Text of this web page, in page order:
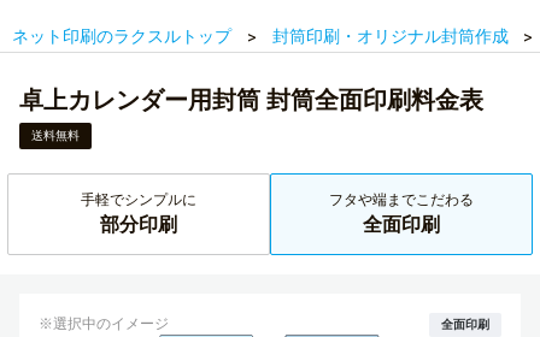
ネット印刷のラクスルトップ 封筒印刷・オリジナル封筒作成
卓上カレンダー用封筒 封筒全面印刷料金表
送料無料
手軽でシンプルに
部分印刷
フタや端までこだわる
全面印刷
※選択中のイメージ 全面印刷